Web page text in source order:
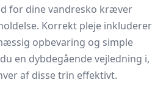
for dine vandresko kræver
Korrekt pleje inkluderer
opbevaring og simple
en dybdegående vejledning i,
af disse trin effektivt.